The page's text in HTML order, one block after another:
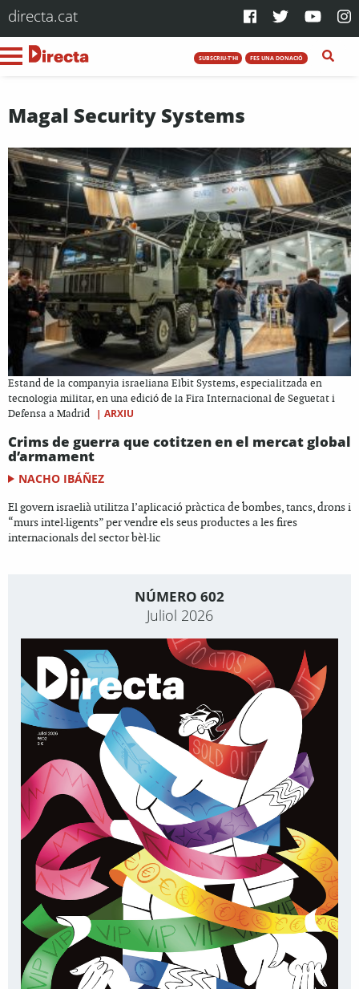
directa.cat
SUBSCRIU-T'HI FES UNA DONACIÓ
Magal Security Systems
Estand de la companyia israeliana Elbit Systems, especialitzada en
tecnologia militar, en una edició de la Fira Internacional de Seguetat i
Defensa a Madrid
| ARXIU
Crims de guerra que cotitzen en el mercat global
d’armament
NACHO IBÁÑEZ
El govern israelià utilitza l’aplicació pràctica de bombes, tancs, drons i
“murs intel·ligents” per vendre els seus productes a les fires
internacionals del sector bèl·lic
NÚMERO 602
Juliol 2026